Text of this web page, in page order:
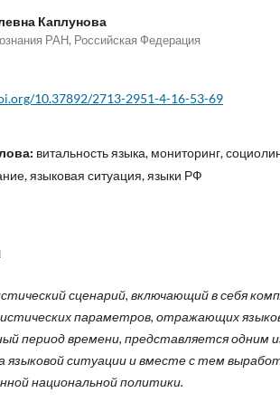
Каплунова
РАН, Российская Федерация
10.37892/2713-2951-4-16-53-69
витальность языка, мониторинг,
языковая ситуация, языки РФ
сценарий, включающий в себя
параметров, отражающих
период времени, представляется одним
языковой ситуации и вместе с тем
национальной политики.